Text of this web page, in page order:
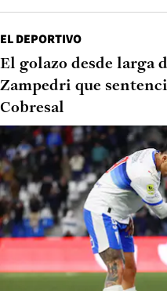
EL DEPORTIVO
El golazo desde larga
Zampedri que
Cobresal